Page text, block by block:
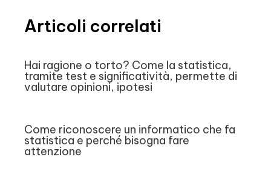
Articoli correlati
Hai ragione o torto? Come la statistica,
tramite test e significatività, permette di
valutare opinioni, ipotesi
Come riconoscere un informatico che fa
statistica e perché bisogna fare
attenzione